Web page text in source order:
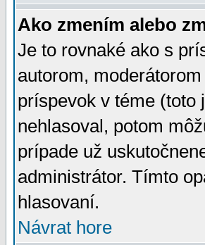
Ako zmením alebo
Je to rovnaké ako s
autorom,
príspevok v téme (toto
nehlasoval, potom
prípade už
administrátor. Tímto
hlasovaní.
Návrat hore